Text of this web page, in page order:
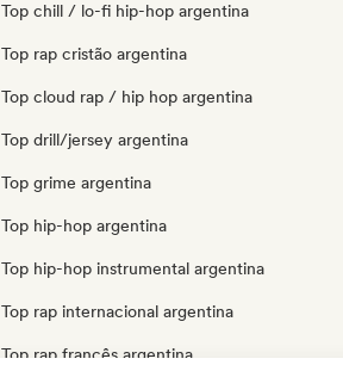
Top chill / lo-fi hip-hop argentina
Top rap cristão argentina
Top cloud rap / hip hop argentina
Top drill/jersey argentina
Top grime argentina
Top hip-hop argentina
Top hip-hop instrumental argentina
Top rap internacional argentina
Top rap francês argentina